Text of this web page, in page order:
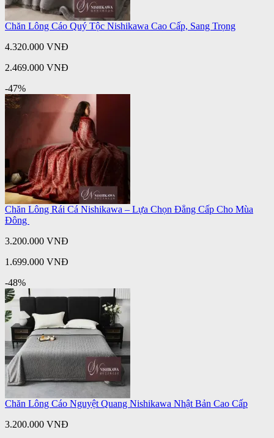
Chăn Lông Cáo Quý Tộc Nishikawa Cao Cấp, Sang Trọng
4.320.000 VNĐ
2.469.000 VNĐ
-47%
Chăn Lông Rái Cá Nishikawa – Lựa Chọn Đẳng Cấp Cho Mùa
Đông
3.200.000 VNĐ
1.699.000 VNĐ
-48%
Chăn Lông Cáo Nguyệt Quang Nishikawa Nhật Bản Cao Cấp
3.200.000 VNĐ